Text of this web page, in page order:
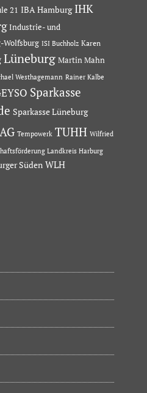
21 IBA Hamburg IHK
Industrie- und
Wolfsburg ISI Buchholz Karen
Lüneburg Martin Mahn
Westhagemann Rainer Kalbe
Sparkasse
Sparkasse Lüneburg
Tempowerk TUHH Wilfried
Landkreis Harburg
Süden WLH